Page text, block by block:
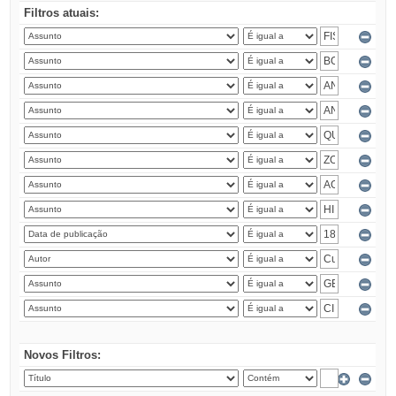
Filtros atuais:
Novos Filtros: